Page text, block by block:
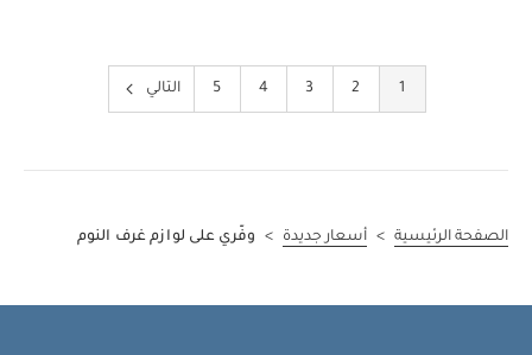
1
2
3
4
5 التالي
الصفحة الرئيسية > أسعار جديدة > وفّري على لوازم غرف النوم